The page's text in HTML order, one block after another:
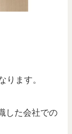
ります。
した会社での